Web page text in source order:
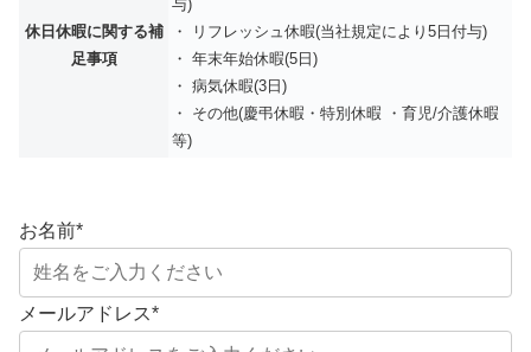
休日休暇に関する補
足事項
与)
・ リフレッシュ休暇(当社規定により5日付与)
・ 年末年始休暇(5日)
・ 病気休暇(3日)
・ その他(慶弔休暇・特別休暇 ・育児/介護休暇
等)
お名前*
メールアドレス*